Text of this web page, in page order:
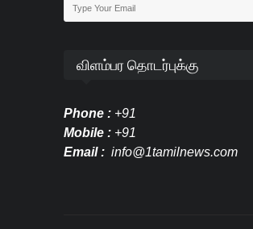
விளம்பர தொடர்புக்கு
Phone : +91
Mobile : +91
Email : info@1tamilnews.com